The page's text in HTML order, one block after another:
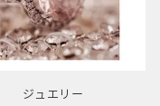
ジュエリー